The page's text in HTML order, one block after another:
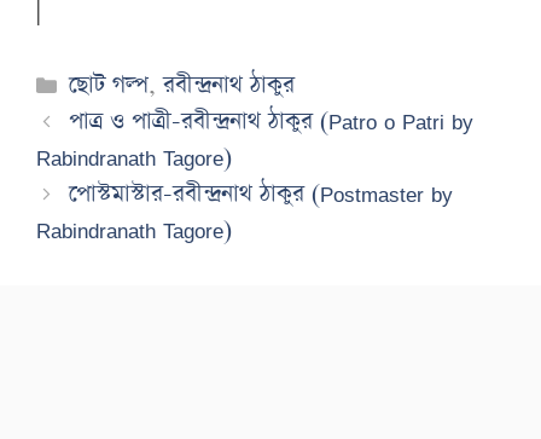
Categories
ছোট গল্প,রবীন্দ্রনাথ ঠাকুর
পাত্র ও পাত্রী-রবীন্দ্রনাথ ঠাকুর (Patro o Patri by
Rabindranath Tagore)
পোস্টমাস্টার-রবীন্দ্রনাথ ঠাকুর (Postmaster by
Rabindranath Tagore)